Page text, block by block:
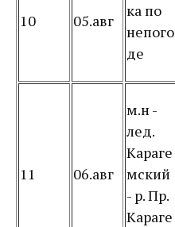
10 05.авг
ка по
непого
де
11 06.авг
м.н -
лед.
Караге
мский
- р. Пр.
Караге